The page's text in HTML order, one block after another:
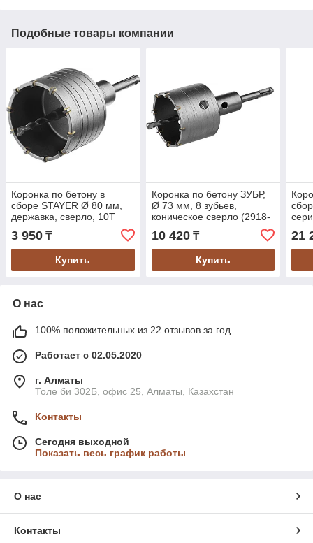
Подобные товары компании
Коронка по бетону в
сборе STAYER Ø 80 мм,
державка, сверло, 10T
(29190-80_z01)
3 950 ₸
Купить
Коронка по бетону ЗУБР,
Ø 73 мм, 8 зубьев,
коническое сверло (2918-
10 420₸
Купить
21
О нас
100% положительных из 22 отзывов за год
Работает с 02.05.2020
г. Алматы
Толе би 302Б, офис 25, Алматы, Казахстан
Контакты
Сегодня выходной
Показать весь график работы
О нас
Контакты